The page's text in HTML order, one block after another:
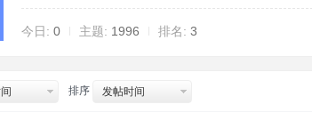
›
今日: 0 主题: 1996 排名: 3
排序 发帖时间